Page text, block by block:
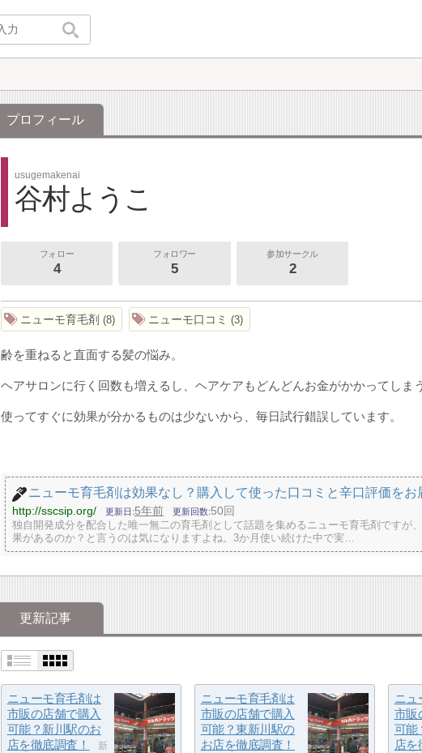
プロフィール
usugemakenai
谷村ようこ
フォロー
4
フォロワー
5
参加サークル
2
ニューモ育毛剤 8 ニューモ口コミ 3
齢を重ねると直面する髪の悩み。
ヘアサロンに行く回数も増えるし、ヘアケアもどんどんお金がかかってしま
使ってすぐに効果が分かるものは少ないから、毎日試行錯誤しています。
ニューモ育毛剤は効果なし？購入して使った口コミと辛口評価をお
http://sscsip.org/ 更新日 5年前 更新回数 50回
独自開発成分を配合した唯一無二の育毛剤として話題を集めるニューモ育毛剤ですが
果があるのか？と言うのは気になりますよね。3か月使い続けた中で実…
更新記事
ニューモ育毛剤は
市販の店舗で購入
可能？新川駅のお
店を徹底調査！
新
ニューモ育毛剤は
市販の店舗で購入
可能？東新川駅の
お店を徹底調査！
ニュ
市販
可能
店を